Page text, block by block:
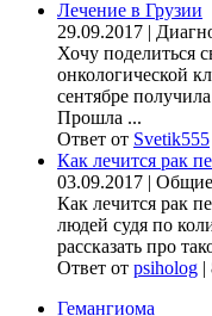
Лечение в Грузии
29.09.2017 |
Хочу поделиться
онкологической
сентябре
Прошла ...
Ответ от Svetik555
Как лечится рак
03.09.2017 |
Как лечится рак
людей судя по
рассказать про
Ответ от psiholog |
Гемангиома